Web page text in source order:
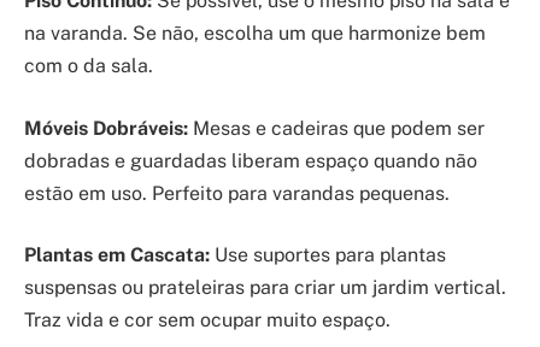
na varanda. Se não, escolha um que harmonize bem
com o da sala.
Móveis Dobráveis: Mesas e cadeiras que podem ser
dobradas e guardadas liberam espaço quando não
estão em uso. Perfeito para varandas pequenas.
Plantas em Cascata: Use suportes para plantas
suspensas ou prateleiras para criar um jardim vertical.
Traz vida e cor sem ocupar muito espaço.